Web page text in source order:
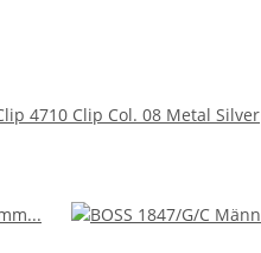
4710 Clip Col. 08 Metal Silver